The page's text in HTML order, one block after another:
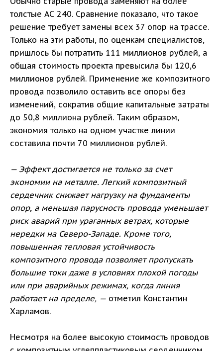
толстые АС 240. Сравнение показало, что такое
решение требует замены всех 37 опор на трассе.
Только на эти работы, по оценкам специалистов,
пришлось бы потратить 111 миллионов рублей, а
общая стоимость проекта превысила бы 120,6
миллионов рублей. Применение же композитного
провода позволило оставить все опоры без
изменений, сократив общие капитальные затраты
до 50,8 миллиона рублей. Таким образом,
экономия только на одном участке линии
составила почти 70 миллионов рублей.
— Эффект достигается не только за счет
экономии на металле. Легкий композитный
сердечник снижает нагрузку на фундаменты
опор, а меньшая парусность провода уменьшает
риск аварий при ураганных ветрах, которые
нередки на Северо-Западе. Кроме того,
повышенная тепловая устойчивость
композитного провода позволяет пропускать
большие токи даже в условиях плохой погоды
или при аварийных режимах, когда линия
работает на пределе, — отметил Константин
Харламов.
Несмотря на более высокую стоимость проводов